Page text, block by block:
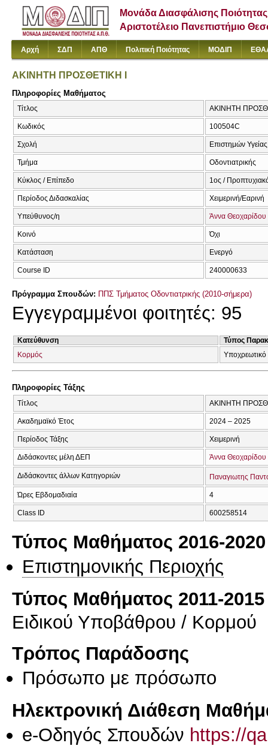
Μονάδα Διασφάλισης Ποιότητας
Αριστοτέλειο Πανεπιστήμιο
Αρχή ΣΔΠ ΑΠΘ Πολιτική Ποιότητας ΜΟΔΙΠ
ΑΚΙΝΗΤΗ ΠΡΟΣΘΕΤΙΚΗ Ι
Πληροφορίες Μαθήματος
Τίτλος ΑΚΙΝΗΤΗ
Κωδικός 100504C
Σχολή Επιστημών Υγείας
Τμήμα Οδοντιατρικής
Κύκλος / Επίπεδο 1ος /
Περίοδος Διδασκαλίας Χειμερινή/Εαρινή
Υπεύθυνος/η Άννα Θεοχαρίδου
Κοινό Όχι
Κατάσταση Ενεργό
Course ID 240000633
Πρόγραμμα Σπουδών: ΠΠΣ Τμήματος Οδοντιατρικής (2010-σήμερα)
Εγγεγραμμένοι φοιτητές: 95
Κατεύθυνση
Τύπος
Κορμός
Υποχρεωτικό
Πληροφορίες Τάξης
Τίτλος ΑΚΙΝΗΤΗ
Ακαδημαϊκό Έτος 2024 – 2025
Περίοδος Τάξης Χειμερινή
Διδάσκοντες μέλη ΔΕΠ Άννα Θεοχαρίδου
Διδάσκοντες άλλων Κατηγοριών Παναγιωτης
Ώρες Εβδομαδιαία 4
Class ID 600258514
Τύπος Μαθήματος 2016-2020
Επιστημονικής Περιοχής
Τύπος Μαθήματος 2011-2015
Ειδικού Υποβάθρου / Κορμού
Τρόπος Παράδοσης
Πρόσωπο με πρόσωπο
Ηλεκτρονική Διάθεση
e-Οδηγός Σπουδών https://